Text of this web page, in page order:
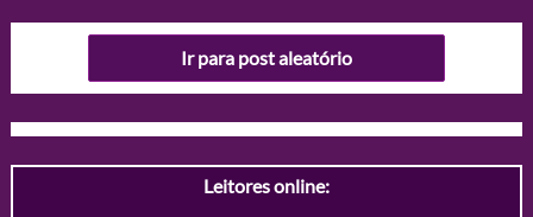
Ir para post aleatório
Leitores online: